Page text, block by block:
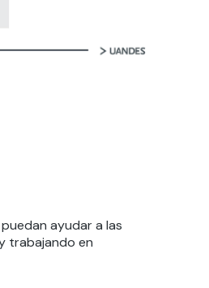
ayudar a las
trabajando en